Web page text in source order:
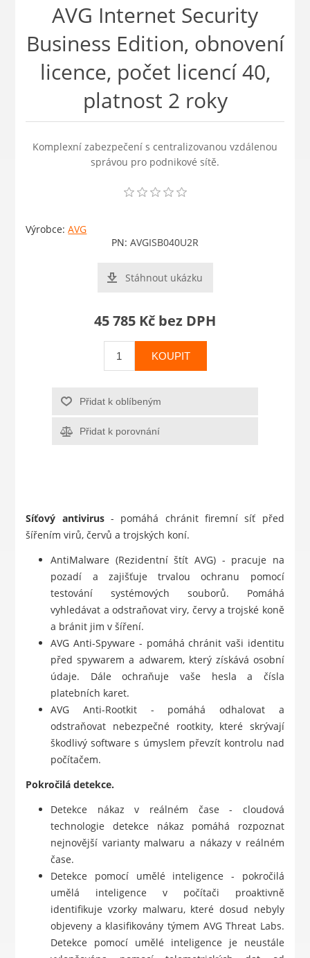
AVG Internet Security
Business Edition, obnovení
licence, počet licencí 40,
platnost 2 roky
Komplexní zabezpečení s centralizovanou vzdálenou
správou pro podnikové sítě.
Výrobce: AVG
PN: AVGISB040U2R
Stáhnout ukázku
45 785 Kč bez DPH
KOUPIT
Přidat k oblíbeným
Přidat k porovnání
Síťový antivirus- pomáhá chránit firemní síť před
šířením virů, červů a trojských koní.
AntiMalware (Rezidentní štít AVG) - pracuje na
pozadí a zajišťuje trvalou ochranu pomocí
testování systémových souborů. Pomáhá
vyhledávat a odstraňovat viry, červy a trojské koně
a bránit jim v šíření.
AVG Anti-Spyware - pomáhá chránit vaši identitu
před spywarem a adwarem, který získává osobní
údaje. Dále ochraňuje vaše hesla a čísla
platebních karet.
AVG Anti-Rootkit - pomáhá odhalovat a
odstraňovat nebezpečné rootkity, které skrývají
škodlivý software s úmyslem převzít kontrolu nad
počítačem.
Pokročilá detekce.
Detekce nákaz v reálném čase - cloudová
technologie detekce nákaz pomáhá rozpoznat
nejnovější varianty malwaru a nákazy v reálném
čase.
Detekce pomocí umělé inteligence - pokročilá
umělá inteligence v počítači proaktivně
identifikuje vzorky malwaru, které dosud nebyly
objeveny a klasifikovány týmem AVG Threat Labs.
Detekce pomocí umělé inteligence je neustále